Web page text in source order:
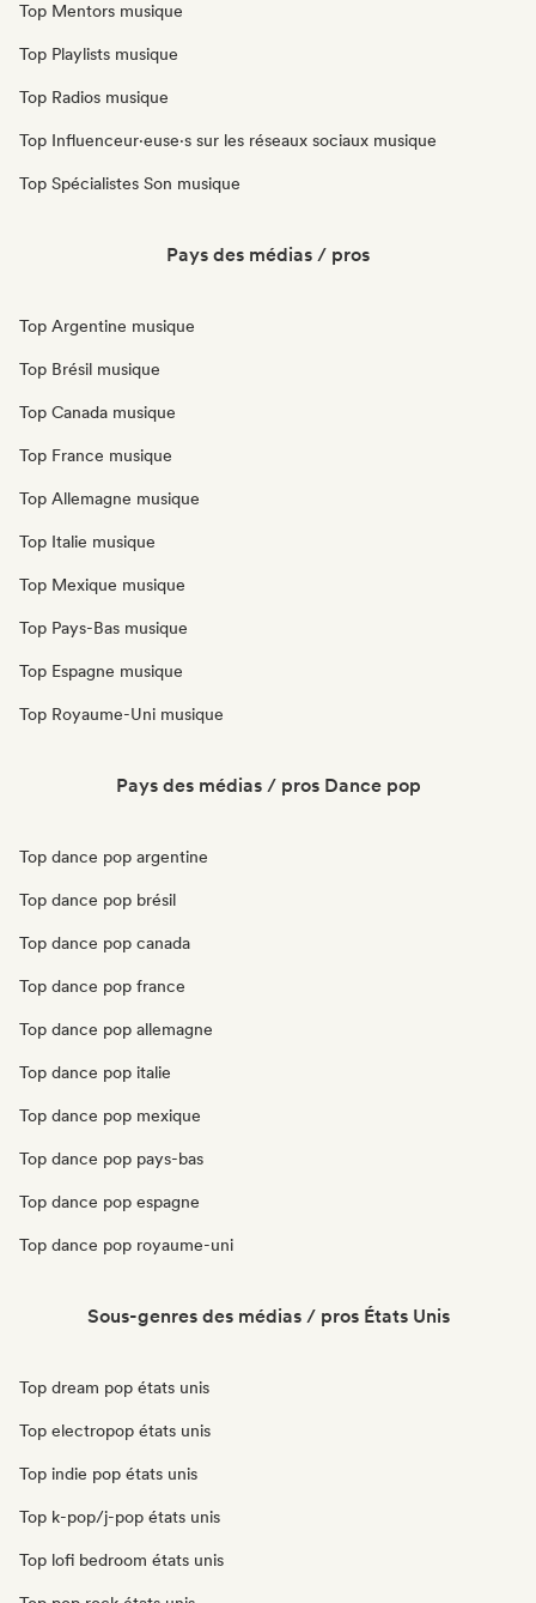
Top Mentors musique
Top Playlists musique
Top Radios musique
Top Influenceur·euse·s sur les réseaux sociaux musique
Top Spécialistes Son musique
Pays des médias / pros
Top Argentine musique
Top Brésil musique
Top Canada musique
Top France musique
Top Allemagne musique
Top Italie musique
Top Mexique musique
Top Pays-Bas musique
Top Espagne musique
Top Royaume-Uni musique
Pays des médias / pros Dance pop
Top dance pop argentine
Top dance pop brésil
Top dance pop canada
Top dance pop france
Top dance pop allemagne
Top dance pop italie
Top dance pop mexique
Top dance pop pays-bas
Top dance pop espagne
Top dance pop royaume-uni
Sous-genres des médias / pros États Unis
Top dream pop états unis
Top electropop états unis
Top indie pop états unis
Top k-pop/j-pop états unis
Top lofi bedroom états unis